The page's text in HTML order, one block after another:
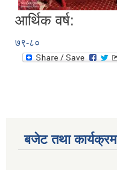
आर्थिक वर्ष:
७९-८०
बजेट तथा कार्यक्रम